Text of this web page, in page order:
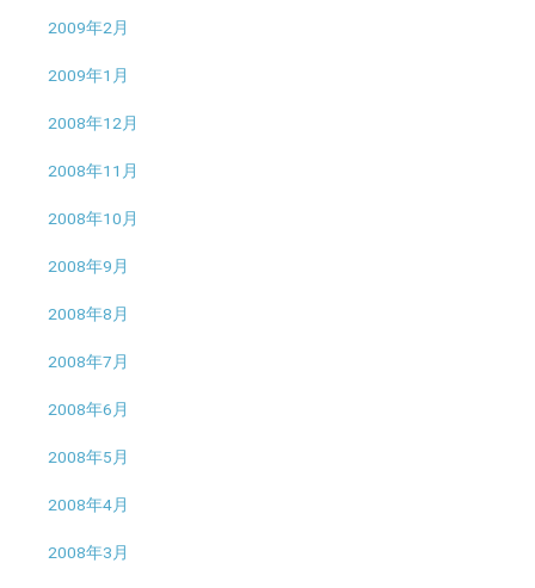
2009年2月
2009年1月
2008年12月
2008年11月
2008年10月
2008年9月
2008年8月
2008年7月
2008年6月
2008年5月
2008年4月
2008年3月